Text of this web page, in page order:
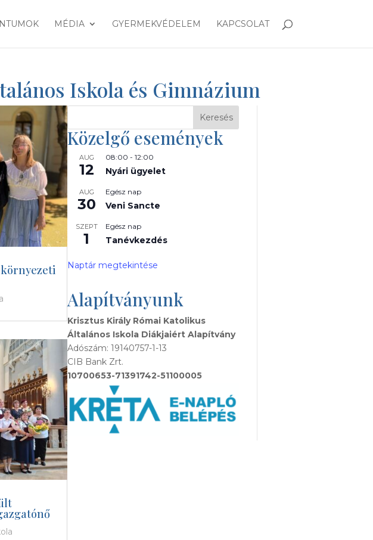
MÉDIA GYERMEKVÉDELEM KAPCSOLAT
Iskola és Gimnázium
környezeti
Keresés
Közelgő események
AUG
12
08:00 -12:00
Nyári ügyelet
AUG
30
Egész nap
Veni Sancte
SZEPT
1
Egész nap
Tanévkezdés
Naptár megtekintése
Alapítványunk
Krisztus Király Római Katolikus
Általános Iskola Diákjaiért Alapítvány
Adószám: 19140757-1-13
CIB Bank Zrt.
10700653-71391742-51100005